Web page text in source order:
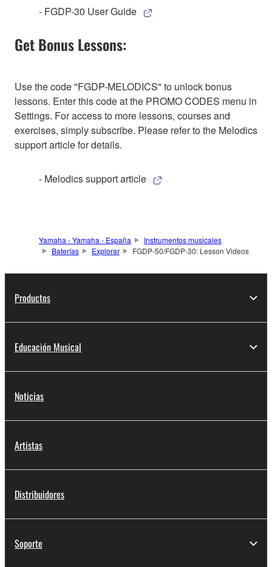
- FGDP-30 User Guide
Get Bonus Lessons:
Use the code "FGDP-MELODICS" to unlock bonus
lessons. Enter this code at the PROMO CODES menu in
Settings. For access to more lessons, courses and
exercises, simply subscribe. Please refer to the Melodics
support article for details.
- Melodics support article
Yamaha - Yamaha - España
Instrumentos musicales
Baterías
Explorar FGDP-50/FGDP-30: Lesson Videos
Productos
Educación Musical
Noticias
Artistas
Distribuidores
Soporte